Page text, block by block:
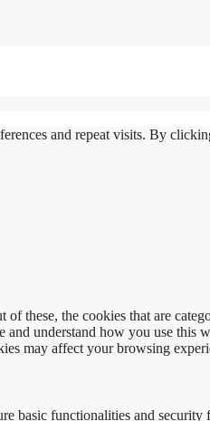
and repeat visits. By
the cookies that are
understand how you use
may affect your browsing
basic functionalities and security